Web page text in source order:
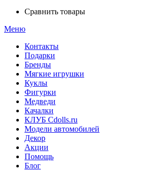
Сравнить товары
Меню
Контакты
Подарки
Бренды
Мягкие игрушки
Куклы
Фигурки
Медведи
Качалки
КЛУБ Cdolls.ru
Модели автомобилей
Декор
Акции
Помощь
Блог